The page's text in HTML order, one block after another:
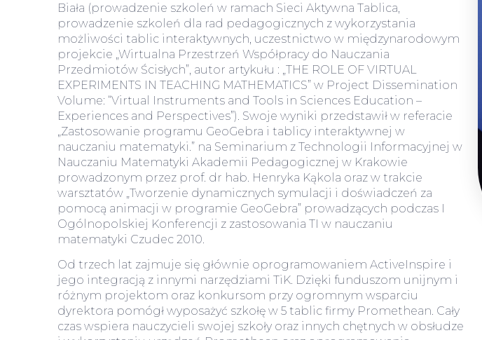
Biała (prowadzenie szkoleń w ramach Sieci Aktywna Tablica,
prowadzenie szkoleń dla rad pedagogicznych z wykorzystania
możliwości tablic interaktywnych, uczestnictwo w międzynarodowym
projekcie „Wirtualna Przestrzeń Współpracy do Nauczania
Przedmiotów Ścisłych”, autor artykułu : „THE ROLE OF VIRTUAL
EXPERIMENTS IN TEACHING MATHEMATICS” w Project Dissemination
Volume: “Virtual Instruments and Tools in Sciences Education –
Experiences and Perspectives”). Swoje wyniki przedstawił w referacie
„Zastosowanie programu GeoGebra i tablicy interaktywnej w
nauczaniu matematyki.” na Seminarium z Technologii Informacyjnej w
Nauczaniu Matematyki Akademii Pedagogicznej w Krakowie
prowadzonym przez prof. dr hab. Henryka Kąkola oraz w trakcie
warsztatów „Tworzenie dynamicznych symulacji i doświadczeń za
pomocą animacji w programie GeoGebra” prowadzących podczas I
Ogólnopolskiej Konferencji z zastosowania TI w nauczaniu
matematyki Czudec 2010.
Od trzech lat zajmuje się głównie oprogramowaniem ActiveInspire i
jego integracją z innymi narzędziami TiK. Dzięki funduszom unijnym i
różnym projektom oraz konkursom przy ogromnym wsparciu
dyrektora pomógł wyposażyć szkołę w 5 tablic firmy Promethean. Cały
czas wspiera nauczycieli swojej szkoły oraz innych chętnych w obsłudze